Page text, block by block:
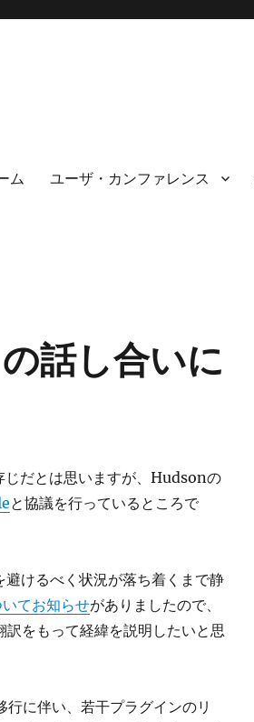
ム ユーザ・カンファレンス
話し合いに
じだとは思いますが、Hudsonの
と協議を行っているところで
けるべく状況が落ち着くまで静
てお知らせがありましたので、
訳をもって経緯を説明したいと思
に伴い、若干プラグインのリ